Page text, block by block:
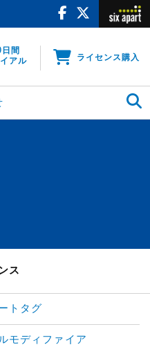
間
アル
ライセンス購入
ス
トタグ
モディファイア